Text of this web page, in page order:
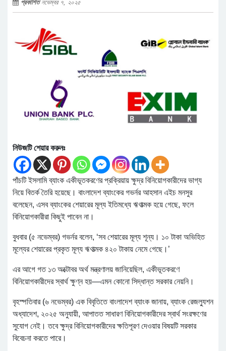
প্রকাশিতনভেম্বর ৭, ২০২৫
নিউজটি শেয়ার করুনঃ
পাঁচটি ইসলামি ব্যাংক একীভূতকরণের প্রক্রিয়ায় ক্ষুদ্র বিনিয়োগকারীদের ভাগ্য
নিয়ে বিতর্ক তৈরি হয়েছে। বাংলাদেশ ব্যাংকের গভর্নর আহসান এইচ মনসুর
বলেছেন, এসব ব্যাংকের শেয়ারের মূল্য ইতিমধ্যে ঋণাত্মক হয়ে গেছে, ফলে
বিনিয়োগকারীরা কিছুই পাবেন না।
বুধবার (৫ নভেম্বর) গভর্নর বলেন, ‘সব শেয়ারের মূল্য শূন্য। ১০ টাকা অভিহিত
মূল্যের শেয়ারের প্রকৃত মূল্য ঋণাত্মক ৪২০ টাকায় নেমে গেছে।’
এর আগে গত ১৩ অক্টোবর অর্থ মন্ত্রণালয় জানিয়েছিল, একীভূতকরণে
বিনিয়োগকারীদের স্বার্থ ক্ষুণ্ন হয়—এমন কোনো সিদ্ধান্ত সরকার নেয়নি।
বৃহস্পতিবার (৬ নভেম্বর) এক বিবৃতিতে বাংলাদেশ ব্যাংক জানায়, ব্যাংক রেজল্যুশন
অধ্যাদেশ, ২০২৫ অনুযায়ী, আপাতত সাধারণ বিনিয়োগকারীদের স্বার্থ সংরক্ষণের
সুযোগ নেই। তবে ক্ষুদ্র বিনিয়োগকারীদের ক্ষতিপূরণ দেওয়ার বিষয়টি সরকার
বিবেচনা করতে পারে।